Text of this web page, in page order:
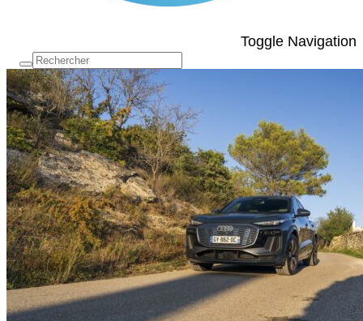
Toggle Navigation